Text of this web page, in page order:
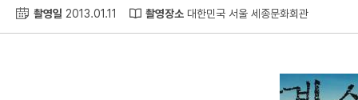
촬영일 2013.01.11 촬영장소 대한민국 서울 세종문화회관